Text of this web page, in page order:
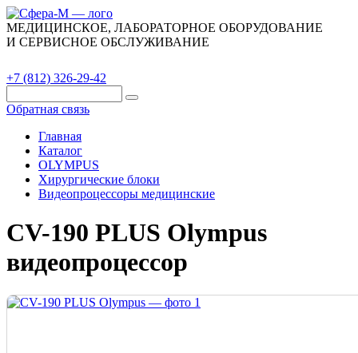
МЕДИЦИНСКОЕ, ЛАБОРАТОРНОЕ ОБОРУДОВАНИЕ
И СЕРВИСНОЕ ОБСЛУЖИВАНИЕ
+7 (812) 326-29-42
Обратная связь
Главная
Каталог
OLYMPUS
Хирургические блоки
Видеопроцессоры медицинские
CV-190 PLUS Olympus
видеопроцессор